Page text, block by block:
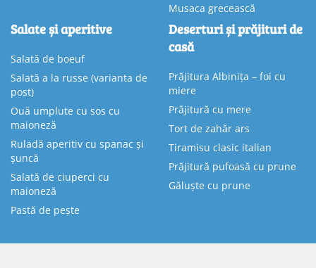
Musaca grecească
Salate și aperitive
Salată de boeuf
Salată a la russe (varianta de
post)
Ouă umplute cu sos cu
maioneză
Ruladă aperitiv cu spanac și
șuncă
Salată de ciuperci cu
maioneză
Pastă de pește
Deserturi și prăjituri de
casă
Prăjitura Albinița – foi cu
miere
Prăjitură cu mere
Tort de zahăr ars
Tiramisu clasic italian
Prăjitură pufoasă cu prune
Găluște cu prune